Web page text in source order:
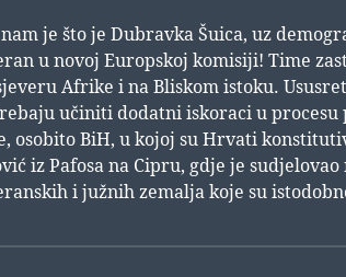
je što je Dubravka Šuica, uz
u novoj Europskoj komisiji! Time
Afrike i na Bliskom istoku.
učiniti dodatni iskoraci u procesu
osobito BiH, u kojoj su Hrvati
iz Pafosa na Cipru, gdje je
i južnih zemalja koje su